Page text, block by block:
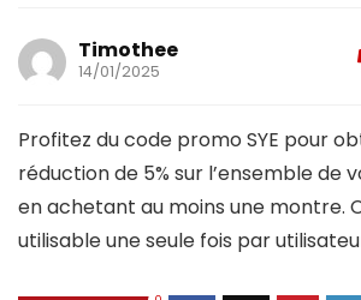
Timothee
14/01/2025
Profitez du code promo SYE pour
réduction de 5% sur l’ensemble de
en achetant au moins une montre.
utilisable une seule fois par